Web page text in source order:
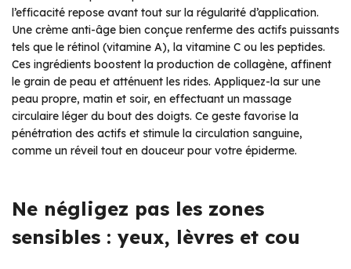
l’efficacité repose avant tout sur la régularité d’application.
Une crème anti-âge bien conçue renferme des actifs puissants
tels que le rétinol (vitamine A), la vitamine C ou les peptides.
Ces ingrédients boostent la production de collagène, affinent
le grain de peau et atténuent les rides. Appliquez-la sur une
peau propre, matin et soir, en effectuant un massage
circulaire léger du bout des doigts. Ce geste favorise la
pénétration des actifs et stimule la circulation sanguine,
comme un réveil tout en douceur pour votre épiderme.
Ne négligez pas les zones
sensibles : yeux, lèvres et cou